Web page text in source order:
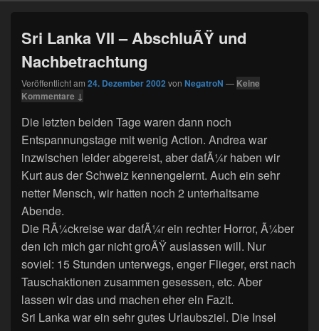
Sri Lanka VII – AbschluÃŸ und
Nachbetrachtung
Veröffentlicht am 24. Dezember 2002 von NegatroN — Keine
Kommentare ↓
Die letzten beiden Tage waren dann noch
Entspannungstage mit wenig Action. Andrea war
inzwischen leider abgereist, aber dafÃ¼r haben wir
Kurt aus der Schweiz kennengelernt. Auch ein sehr
netter Mensch, wir hatten noch 2 unterhaltsame
Abende.
Die RÃ¼ckreise war dafÃ¼r ein rechter Horror, Ã¼ber
den ich mich gar nicht groÃŸ auslassen will. Nur
soviel: 15 Stunden unterwegs, enger Flieger, erst nach
Tauschaktionen zusammen gesessen, etc. Aber
lassen wir das und machen eher ein Fazit.
Sri Lanka war ein sehr gutes Urlaubsziel. Die Insel